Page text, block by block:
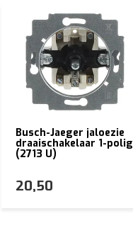
Busch-Jaeger jaloezie
draaischakelaar 1-polig
(2713 U)
20,50